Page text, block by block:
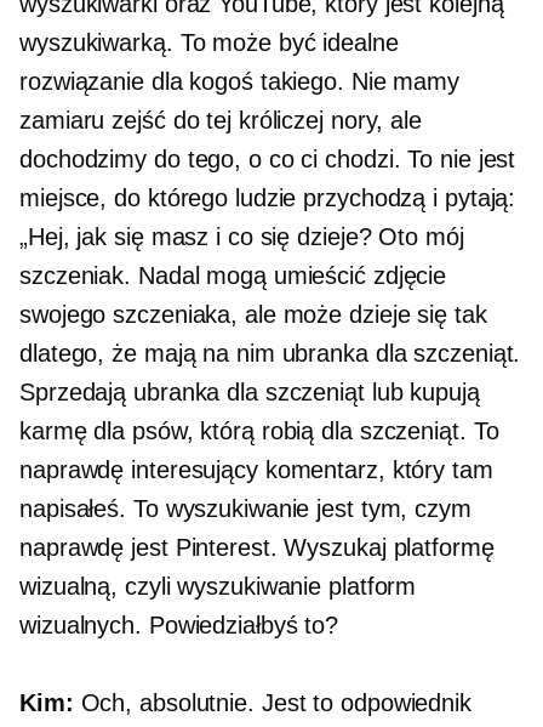
wyszukiwarką. To może być idealne
rozwiązanie dla kogoś takiego. Nie mamy
zamiaru zejść do tej króliczej nory, ale
dochodzimy do tego, o co ci chodzi. To nie jest
miejsce, do którego ludzie przychodzą i pytają:
„Hej, jak się masz i co się dzieje? Oto mój
szczeniak. Nadal mogą umieścić zdjęcie
swojego szczeniaka, ale może dzieje się tak
dlatego, że mają na nim ubranka dla szczeniąt.
Sprzedają ubranka dla szczeniąt lub kupują
karmę dla psów, którą robią dla szczeniąt. To
naprawdę interesujący komentarz, który tam
napisałeś. To wyszukiwanie jest tym, czym
naprawdę jest Pinterest. Wyszukaj platformę
wizualną, czyli wyszukiwanie platform
wizualnych. Powiedziałbyś to?
Kim: Och, absolutnie. Jest to odpowiednik